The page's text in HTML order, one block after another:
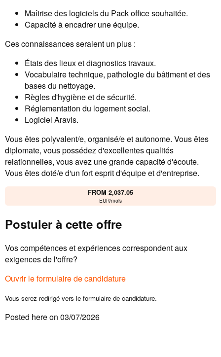
Maîtrise des logiciels du Pack office souhaitée.
Capacité à encadrer une équipe.
Ces connaissances seraient un plus :
États des lieux et diagnostics travaux.
Vocabulaire technique, pathologie du bâtiment et des
bases du nettoyage.
Règles d'hygiène et de sécurité.
Réglementation du logement social.
Logiciel Aravis.
Vous êtes polyvalent/e, organisé/e et autonome. Vous êtes
diplomate, vous possédez d'excellentes qualités
relationnelles, vous avez une grande capacité d'écoute.
Vous êtes doté/e d'un fort esprit d'équipe et d'entreprise.
FROM 2,037.05
EUR/mois
Postuler à cette offre
Vos compétences et expériences correspondent aux
exigences de l'offre?
Ouvrir le formulaire de candidature
Vous serez redirigé vers le formulaire de candidature.
Posted here on 03/07/2026